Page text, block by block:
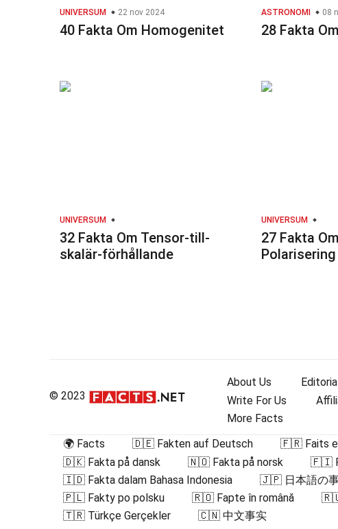
UNIVERSUM 22 nov 2024
40 Fakta Om Homogenitet
ASTRONOMI 08
28 Fakta
UNIVERSUM
32 Fakta Om Tensor-till-
skalär-förhållande
UNIVERSUM
27 Fakta
Polarisering
© 2023
About Us
Write For Us
More Facts
🌍 Facts 🇩🇪 Fakten auf Deutsch 🇫🇷 Faits
🇩🇰 Fakta på dansk
🇳🇴 Fakta på norsk 🇫🇮
🇮🇩 Fakta dalam Bahasa Indonesia
🇯🇵 日本語の
🇵🇱 Fakty po polsku
🇷🇴 Fapte în română 🇷🇺
🇹🇷 Türkçe Gerçekler
🇨🇳 中文事实